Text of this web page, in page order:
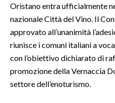
GOSSIP
SALUTE
SARDEGNA TURISMO
Oristano entra ufficialmente
nazionale Città del Vino. Il
approvato all’unanimità
riunisce i comuni italiani a
con l’obiettivo dichiarato di
promozione della Vernaccia
settore dell’enoturismo.